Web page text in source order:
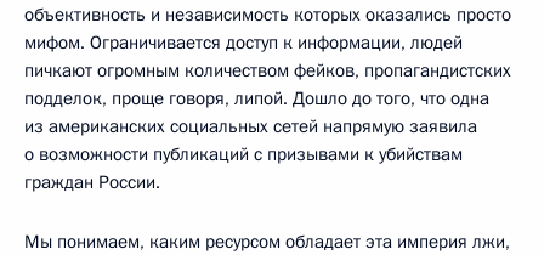
объективность и независимость которых оказались просто
мифом. Ограничивается доступ к информации, людей
пичкают огромным количеством фейков, пропагандистских
подделок, проще говоря, липой. Дошло до того, что одна
из американских социальных сетей напрямую заявила
о возможности публикаций с призывами к убийствам
граждан России.
Мы понимаем, каким ресурсом обладает эта империя лжи,